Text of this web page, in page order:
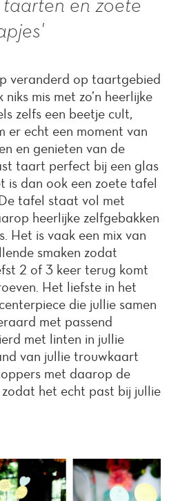
veranderd op taartgebied
mis met zo’n heerlijke
zelfs een beetje cult,
er echt een moment van
en genieten van de
taart perfect bij een glas
is dan ook een zoete tafel
tafel staat vol met
heerlijke zelfgebakken
Het is vaak een mix van
smaken zodat
2 of 3 keer terug komt
Het liefste in het
die jullie samen
met passend
met linten in jullie
van jullie trouwkaart
met daarop de
het echt past bij jullie